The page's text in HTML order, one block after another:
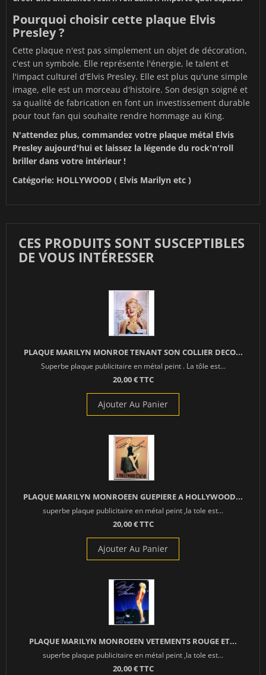
Pourquoi choisir cette plaque Elvis
Presley ?
Cette plaque n'est pas simplement un objet de décoration,
c'est un symbole. Elle représente l'énergie, le talent et
l'impact culturel d'Elvis Presley. Elle est plus qu'une simple
image, elle est un morceau d'histoire. Son design soigné et
sa qualité de fabrication en font un investissement durable
pour tout fan qui souhaite rendre hommage au King.
N'attendez plus, commandez votre plaque métal Elvis
Presley aujourd'hui et laissez la légende du rock'n'roll
briller dans votre intérieur !
Catégorie: HOLLYWOOD ( Elvis Marilyn etc )
CES PRODUITS SONT SUSCEPTIBLES
DE VOUS INTÉRESSER
PLAQUE MARILYN MONROE TENANT SON COLLIER DECO...
Superbe plaque publicitaire en métal peint . La tôle est...
20,00 € TTC
Ajouter Au Panier
PLAQUE MARILYN MONROEEN GUEPIERE A HOLLYWOOD...
superbe plaque publicitaire en métal peint ,la tole est...
20,00 € TTC
Ajouter Au Panier
PLAQUE MARILYN MONROEEN VETEMENTS ROUGE ET...
superbe plaque publicitaire en métal peint ,la tole est...
20,00 € TTC